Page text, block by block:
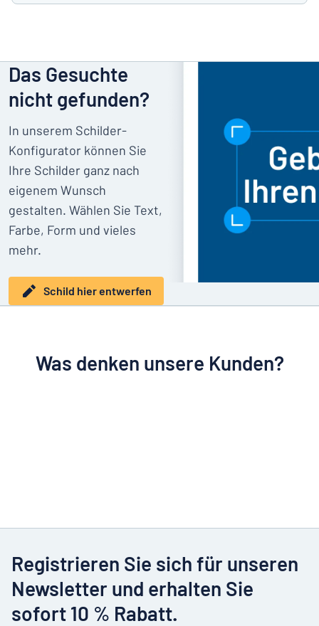
Das Gesuchte
nicht gefunden?
In unserem Schilder-
Konfigurator können Sie
Ihre Schilder ganz nach
eigenem Wunsch
gestalten. Wählen Sie Text,
Farbe, Form und vieles
mehr.
Schild hier entwerfen
Was denken unsere Kunden?
Registrieren Sie sich für unseren
Newsletter und erhalten Sie
sofort 10 % Rabatt.